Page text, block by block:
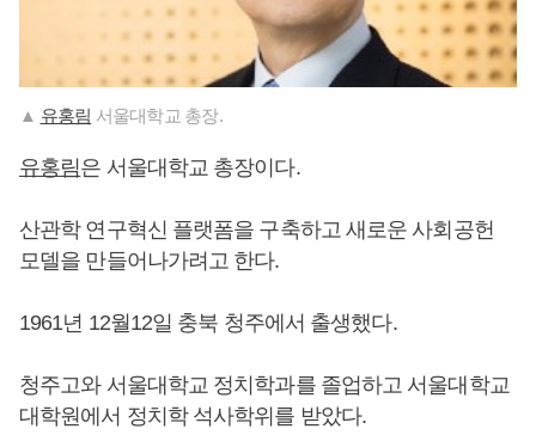
▲ 유홍림 서울대학교 총장.
유홍림은 서울대학교 총장이다.
산관학 연구혁신 플랫폼을 구축하고 새로운 사회공헌
모델을 만들어나가려고 한다.
1961년 12월12일 충북 청주에서 출생했다.
청주고와 서울대학교 정치학과를 졸업하고 서울대학교
대학원에서 정치학 석사학위를 받았다.